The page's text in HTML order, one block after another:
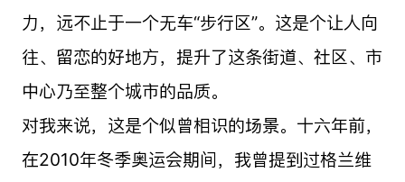
力，远不止于一个无车“步行区”。这是个让人向
往、留恋的好地方，提升了这条街道、社区、市
中心乃至整个城市的品质。
对我来说，这是个似曾相识的场景。十六年前，
在2010年冬季奥运会期间，我曾提到过格兰维